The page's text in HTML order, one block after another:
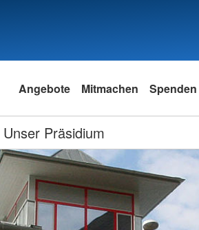
Angebote Mitmachen Spenden
Unser Präsidium